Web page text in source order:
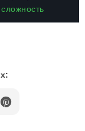
сложность